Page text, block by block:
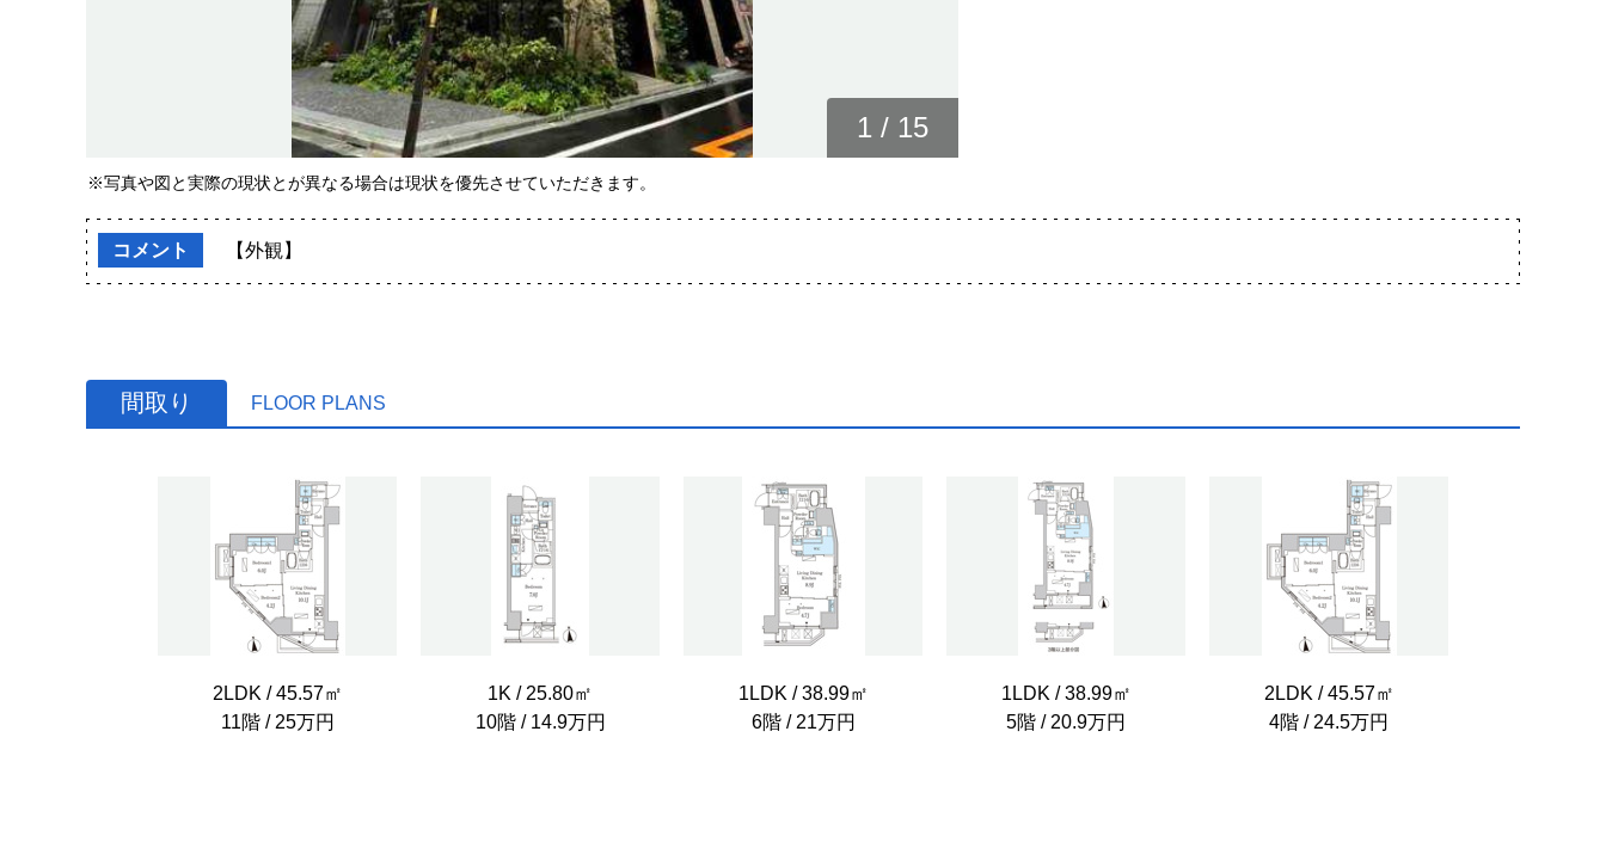
1 / 15
※写真や図と実際の現状とが異なる場合は現状を優先させていただきます。
コメント 【外観】
間取り FLOOR PLANS
2LDK / 45.57㎡
11階 / 25万円
1K / 25.80㎡
10階 / 14.9万円
1LDK / 38.99㎡
6階 / 21万円
1LDK / 38.99㎡
5階 / 20.9万円
2LDK / 45.57㎡
4階 / 24.5万円